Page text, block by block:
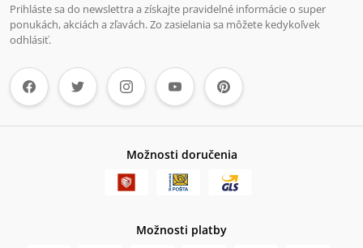
Prihláste sa do newslettra a získajte pravidelné informácie o super
ponukách, akciách a zľavách. Zo zasielania sa môžete kedykoľvek
odhlásiť.
Možnosti doručenia
Možnosti platby